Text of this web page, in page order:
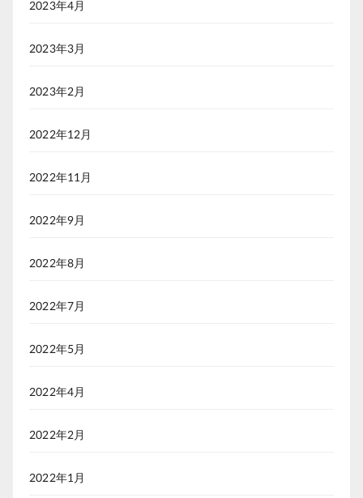
2023年4月
2023年3月
2023年2月
2022年12月
2022年11月
2022年9月
2022年8月
2022年7月
2022年5月
2022年4月
2022年2月
2022年1月